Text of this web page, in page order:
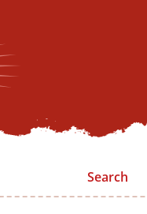
Search